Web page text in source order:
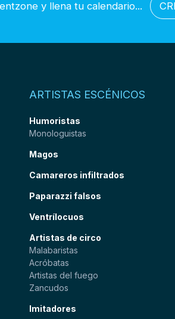
y llena tu calendario...
ARTISTAS ESCÉNICOS
Humoristas
Monologuistas
Magos
Camareros infiltrados
Paparazzi falsos
Ventrílocuos
Artistas de circo
Malabaristas
Acróbatas
Artistas del fuego
Zancudos
Imitadores